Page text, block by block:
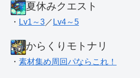
夏休みクエスト
・ Lv1～3 ／ Lv4～5
からくりモトナリ
・ 素材集め周回パならこれ！